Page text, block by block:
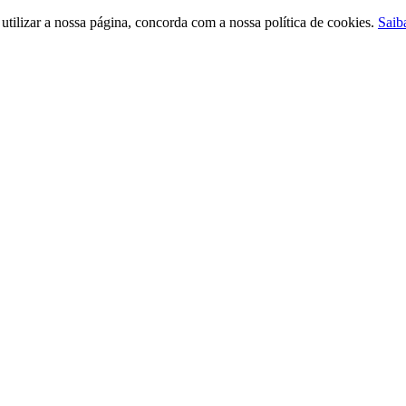
a nossa página, concorda com a nossa política de cookies.